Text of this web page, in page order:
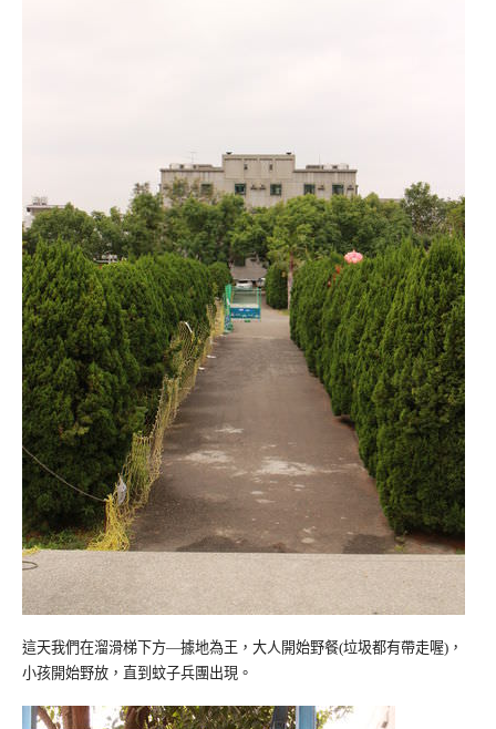
這天我們在溜滑梯下方—據地為王，大人開始野餐(垃圾都有帶走喔) ，
小孩開始野放，直到蚊子兵團出現。